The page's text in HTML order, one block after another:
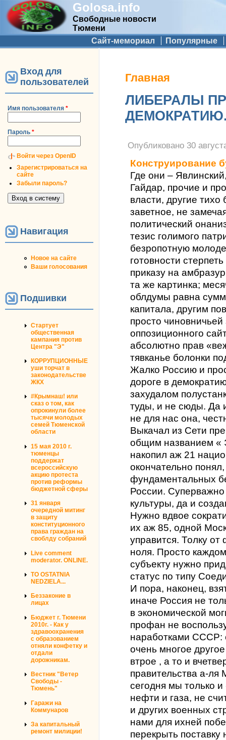
Golosa.info
Свободные новости
Тюмени
Дополнительное меню
Сайт-мемориал Популярные
Вход для
пользователей
Имя пользователя *
Пароль *
Войти через OpenID
Зарегистрироваться на
сайте
Забыли пароль?
Навигация
Новое на сайте
Ваши голосования
Подшивки
Стартует
общественная
кампания против
Центра "Э"
КОРРУПЦИОННЫЕ
уши торчат в
законодательстве
ЖКХ
#Крымнаш! или
сказ о том, как
опрокинули более
тысячи молодых
семей Тюменской
области
15 мая 2010 г.
тюменцы
поддержат
всероссийскую
акцию протеста
против реформы
бюджетной сферы
31 января
очередной митинг
в защиту
конституционного
права граждан на
своблду собраний
Live comment
moderator. ONLINE.
TO OSTATNIA
NEDZIELA...
Беззаконие в
лицах
Бюджет г. Тюмени
2010г. - Как у
здравоохранения
с образованием
отняли конфетку и
отдали
дорожникам.
Вестник "Ветер
Свободы -
Тюмень"
Гаражи на
Коммунаров
За капитальный
ремонт милиции!
Вы здесь
Главная
ЛИБЕРАЛЫ
Опубликовано 30
Конструирование
Где они –
Гайдар, прочие и
власти, другие
заветное, не
политический
тезис голимого
безропотную
готовности
приказу на
та же картинка;
облдумы равна
капитала, другим
просто
оппозиционного
абсолютно прав
тявканье болонки
Жалко Россию и
дороге в
захудалом
туды, и не сюды. Да
не для нас она,
Выкачал из Сети
общим названием «
накопил аж 21
окончательно
фундаментальных
России. Суперважно
культуры, да и
Нужно вдвое
их аж 85, одной
управится. Толку
ноля. Просто
субъекту нужно
статус по типу
И пора, наконец,
иначе Россия не
в экономической
профан не
наработками СССР:
очень многое
втрое , а то и
правительства а-ля
сегодня мы только
нефти и газа, не
и других военных
нами для ихней
перекрыть